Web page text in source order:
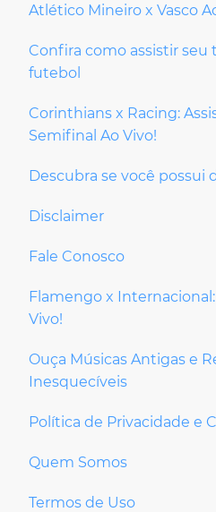
Atlético Mineiro x Vasco
Confira como assistir
futebol
Corinthians x Racing:
Semifinal Ao Vivo!
Descubra se você possui
Disclaimer
Fale Conosco
Flamengo x
Vivo!
Ouça Músicas Antigas e
Inesquecíveis
Política de Privacidade e
Quem Somos
Termos de Uso